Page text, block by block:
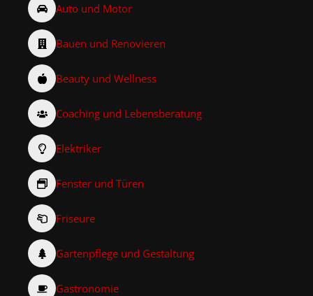
Auto und Motor
Bauen und Renovieren
Beauty und Wellness
Coaching und Lebensberatung
Elektriker
Fenster und Türen
Friseure
Gartenpflege und Gestaltung
Gastronomie